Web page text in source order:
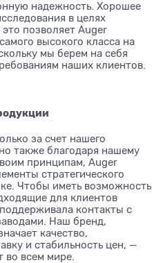
надежность. Хорошее
в целях
позволяет Auger
высокого класса на
мы берем на себя
наших клиентов.
за счет нашего
также благодаря нашему
принципам, Auger
стратегического
Чтобы иметь возможность
для клиентов
контакты с
Наш бренд,
качество,
и стабильность цен, —
во всем мире.